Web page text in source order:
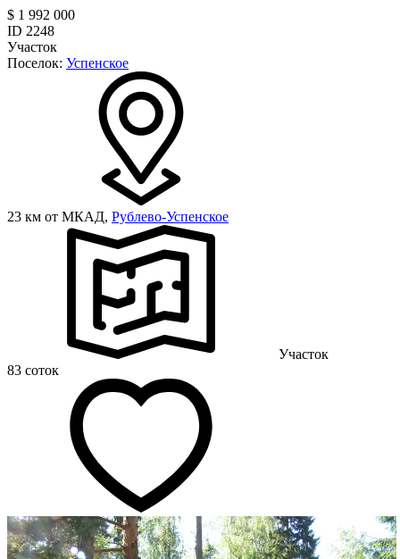
$ 1 992 000
ID 2248
Участок
Поселок: Успенское
23 км от МКАД, Рублево-Успенское
Участок
83 соток